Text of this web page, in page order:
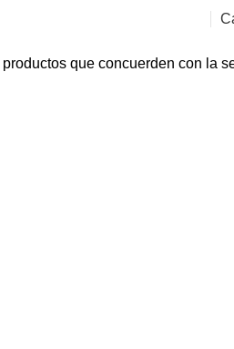
que concuerden con la